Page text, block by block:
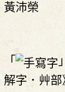
黃沛榮
「
解字．艸部